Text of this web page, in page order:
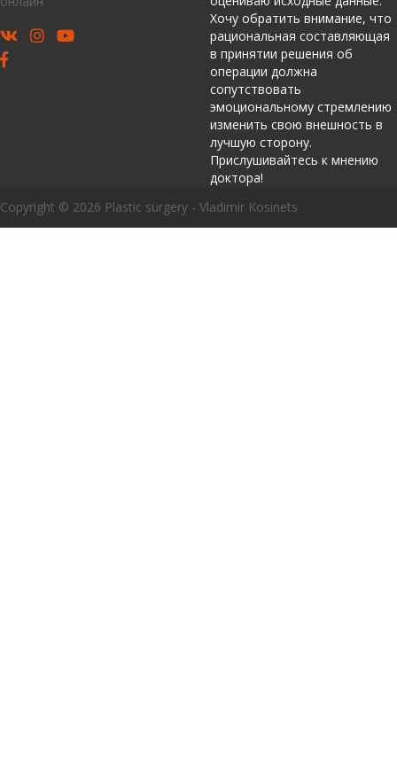
Хочу обратить внимание, что
рациональная составляющая
в принятии решения об
операции должна
сопутствовать
эмоциональному стремлению
изменить свою внешность в
лучшую сторону.
Прислушивайтесь к мнению
доктора!
Copyright © 2026 Plastic surgery - Vladimir Kosinets